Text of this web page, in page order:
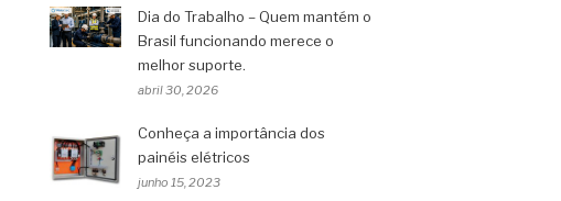
Dia do Trabalho – Quem mantém o
Brasil funcionando merece o
melhor suporte.
abril 30, 2026
Conheça a importância dos
painéis elétricos
junho 15, 2023